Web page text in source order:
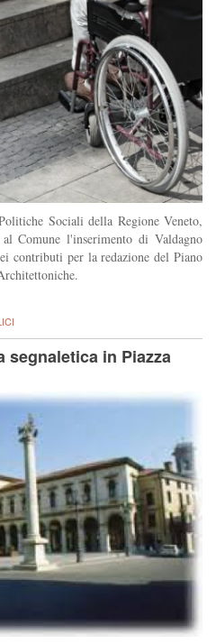
Sociali della Regione Veneto,
Comune l'inserimento di Valdagno
contributi per la redazione del Piano
segnaletica in Piazza